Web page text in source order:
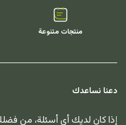
منتجات متنوعة
دعنا نساعدك
إذا كان لديك أي أسئلة، من